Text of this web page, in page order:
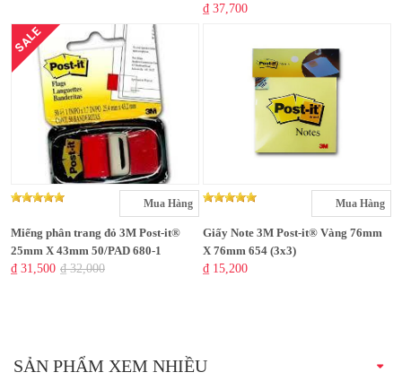
₫ 37,700
SALE
Mua Hàng
Miếng phân trang đỏ 3M Post-it®
25mm X 43mm 50/PAD 680-1
₫ 31,500 ₫ 32,000
Mua Hàng
Giấy Note 3M Post-it® Vàng 76mm
X 76mm 654 (3x3)
₫ 15,200
SẢN PHẨM XEM NHIỀU